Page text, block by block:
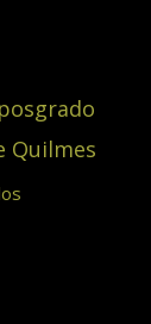
Quilmes